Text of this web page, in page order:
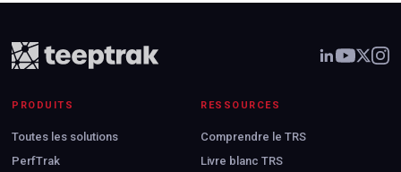
PRODUITS
Toutes les solutions
PerfTrak
RESSOURCES
Comprendre le TRS
Livre blanc TRS